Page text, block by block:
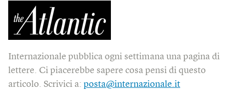
Internazionale pubblica ogni settimana una pagina di
lettere. Ci piacerebbe sapere cosa pensi di questo
articolo. Scrivici a: posta@internazionale.it